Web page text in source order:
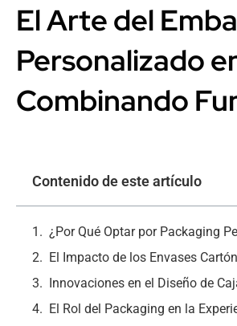
El Arte del
Personalizado
Combinando
Contenido de este artículo
¿Por Qué Optar por Packaging
El Impacto de los Envases
Innovaciones en el Diseño de
El Rol del Packaging en la